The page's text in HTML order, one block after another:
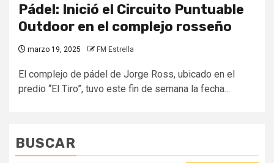
Pádel: Inició el Circuito Puntuable
Outdoor en el complejo rosseño
marzo 19, 2025 FM Estrella
El complejo de pádel de Jorge Ross, ubicado en el
predio “El Tiro”, tuvo este fin de semana la fecha...
BUSCAR